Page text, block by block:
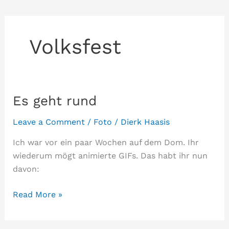
Volksfest
Es geht rund
Leave a Comment / Foto / Dierk Haasis
Ich war vor ein paar Wochen auf dem Dom. Ihr
wiederum mögt animierte GIFs. Das habt ihr nun
davon:
Es
Read More »